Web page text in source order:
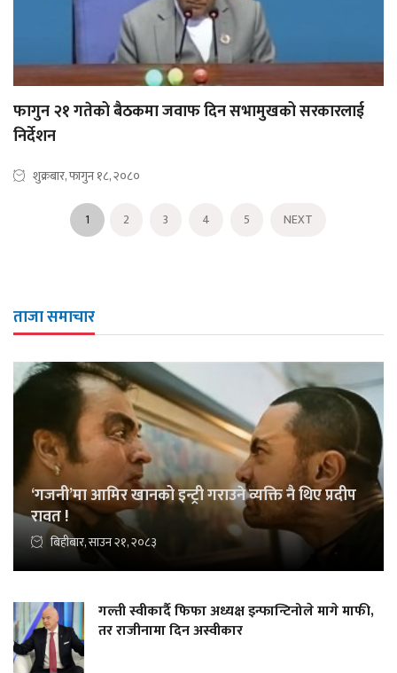
फागुन २१ गतेको बैठकमा जवाफ दिन सभामुखको सरकारलाई
निर्देशन
शुक्रबार, फागुन १८, २०८०
1 2 3 4 5 NEXT
ताजा समाचार
‘गजनी’मा आमिर खानको इन्ट्री गराउने व्यक्ति नै थिए प्रदीप
रावत !
बिहीबार, साउन २१, २०८३
गल्ती स्वीकार्दै फिफा अध्यक्ष इन्फान्टिनोले मागे माफी,
तर राजीनामा दिन अस्वीकार